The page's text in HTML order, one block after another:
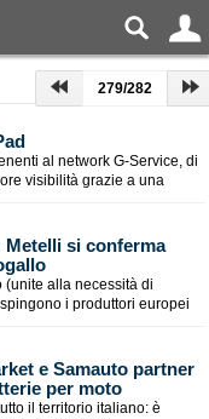
279/282
al network G-Service, di
visibilità grazie a una
si conferma
(unite alla necessità di
i produttori europei
e Samauto partner
per moto
il territorio italiano: è